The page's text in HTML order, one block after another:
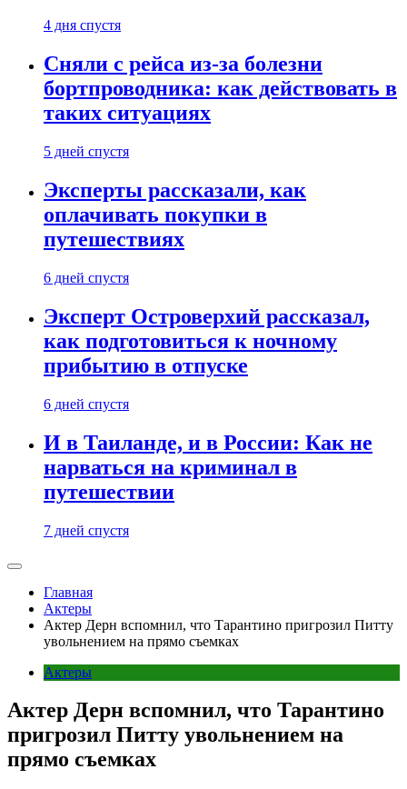
4 дня спустя
Сняли с рейса из-за болезни
бортпроводника: как действовать в
таких ситуациях
5 дней спустя
Эксперты рассказали, как
оплачивать покупки в
путешествиях
6 дней спустя
Эксперт Островерхий рассказал,
как подготовиться к ночному
прибытию в отпуске
6 дней спустя
И в Таиланде, и в России: Как не
нарваться на криминал в
путешествии
7 дней спустя
Главная
Актеры
Актер Дерн вспомнил, что Тарантино пригрозил Питту
увольнением на прямо съемках
Актеры
Актер Дерн вспомнил, что Тарантино
пригрозил Питту увольнением на
прямо съемках